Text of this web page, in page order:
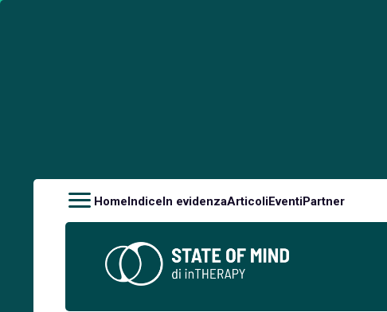
HomeIndiceIn evidenzaArticoliEventiPartner